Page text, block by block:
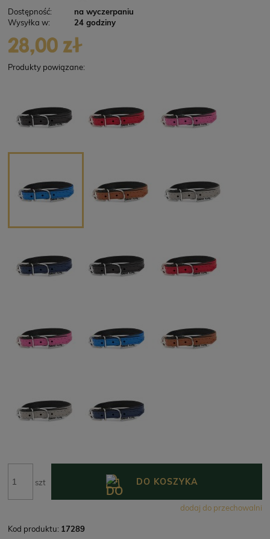
Dostępność:
na wyczerpaniu
Wysyłka w:
24 godziny
28,00 zł
Produkty powiązane:
szt DO KOSZYKA
dodaj do przechowalni
Kod produktu: 17289